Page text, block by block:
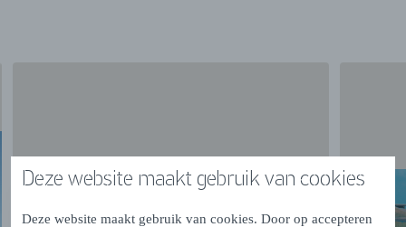
Deze website maakt gebruik van cookies
Deze website maakt gebruik van cookies. Door op accepteren